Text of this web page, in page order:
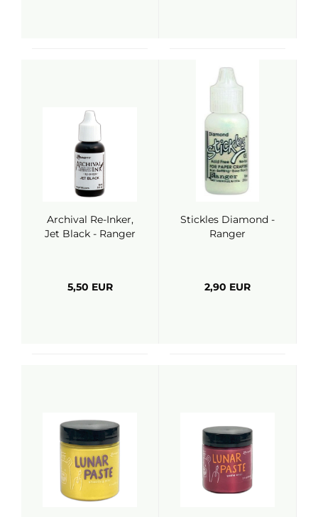
Archival Re-Inker,
Jet Black - Ranger
5,50 EUR
Stickles Diamond -
Ranger
2,90 EUR